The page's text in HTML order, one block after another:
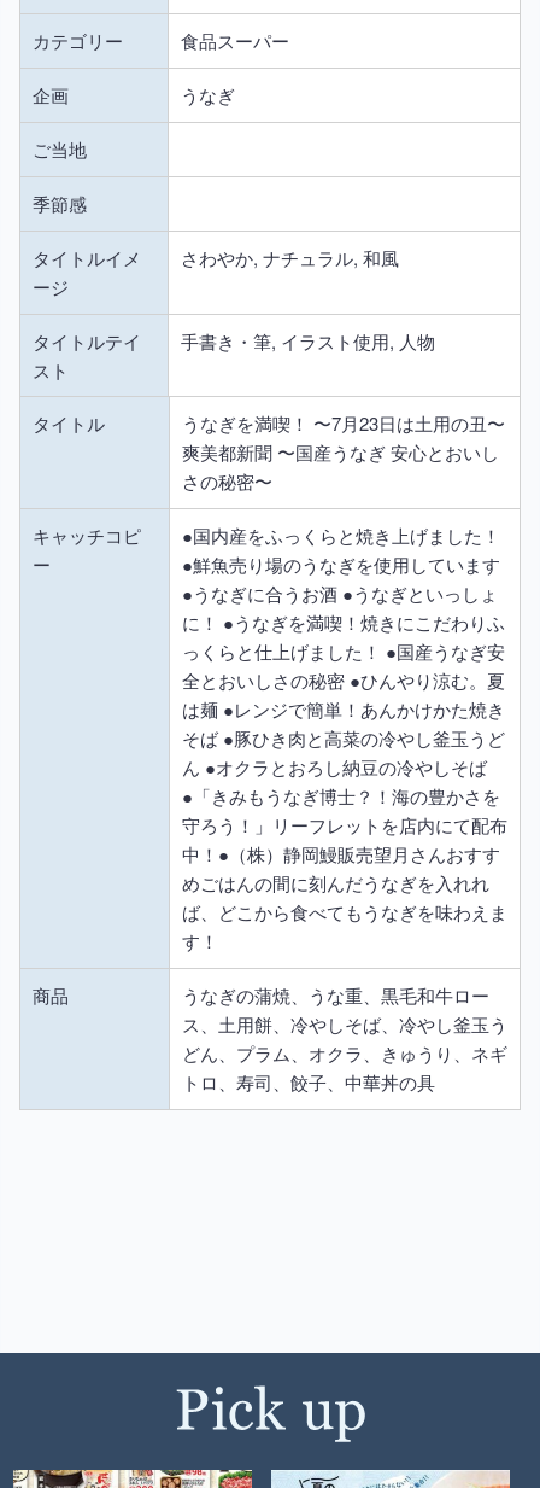
カテゴリー 食品スーパー
企画 うなぎ
ご当地
季節感
タイトルイメ
ージ
さわやか, ナチュラル, 和風
タイトルテイ
スト
手書き・筆, イラスト使用, 人物
タイトル
うなぎを満喫！ 〜7月23日は土用の丑〜
爽美都新聞 〜国産うなぎ 安心とおいし
さの秘密〜
キャッチコピ
ー
●国内産をふっくらと焼き上げました！
●鮮魚売り場のうなぎを使用しています
●うなぎに合うお酒 ●うなぎといっしょ
に！ ●うなぎを満喫！焼きにこだわりふ
っくらと仕上げました！ ●国産うなぎ安
全とおいしさの秘密 ●ひんやり涼む。夏
は麺 ●レンジで簡単！あんかけかた焼き
そば ●豚ひき肉と高菜の冷やし釜玉うど
ん ●オクラとおろし納豆の冷やしそば
●「きみもうなぎ博士？！海の豊かさを
守ろう！」リーフレットを店内にて配布
中！●（株）静岡鰻販売望月さんおすす
めごはんの間に刻んだうなぎを入れれ
ば、どこから食べてもうなぎを味わえま
す！
商品
うなぎの蒲焼、うな重、黒毛和牛ロー
ス、土用餅、冷やしそば、冷やし釜玉う
どん、プラム、オクラ、きゅうり、ネギ
トロ、寿司、餃子、中華丼の具